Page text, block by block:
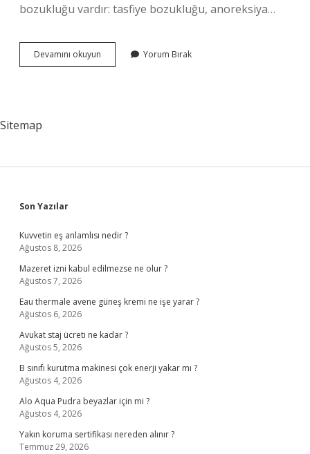
bozukluğu vardır: tasfiye bozukluğu, anoreksiya…
Devamını okuyun
Çıkarma
Yorum Bırak
Sitemap
Sidebar
Son Yazılar
Kuvvetin eş anlamlısı nedir ?
Ağustos 8, 2026
Mazeret izni kabul edilmezse ne olur ?
Ağustos 7, 2026
Eau thermale avene güneş kremi ne işe yarar ?
Ağustos 6, 2026
Avukat staj ücreti ne kadar ?
Ağustos 5, 2026
B sınıfı kurutma makinesi çok enerji yakar mı ?
Ağustos 4, 2026
Alo Aqua Pudra beyazlar için mi ?
Ağustos 4, 2026
Yakın koruma sertifikası nereden alınır ?
Temmuz 29, 2026